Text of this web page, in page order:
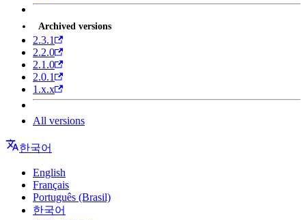
Archived versions
2.3.1
2.2.0
2.1.0
2.0.1
1.x.x
All versions
한국어
English
Français
Português (Brasil)
한국어